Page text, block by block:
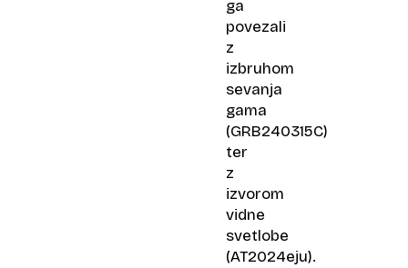
ga
povezali
z
izbruhom
sevanja
gama
(GRB240315C)
ter
z
izvorom
vidne
svetlobe
(AT2024eju).